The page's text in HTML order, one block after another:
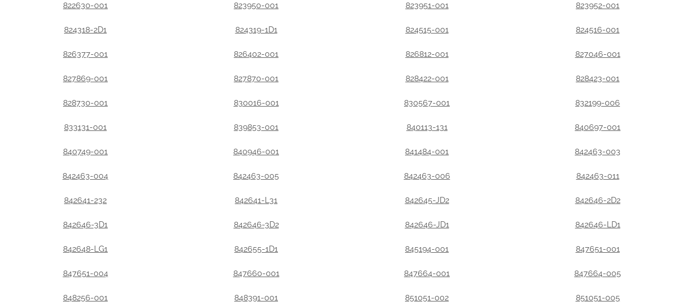
822630-001 823950-001 823951-001 823952-001
824318-2D1 824319-1D1 824515-001 824516-001
826377-001 826402-001 826812-001 827046-001
827869-001 827870-001 828422-001 828423-001
828730-001 830016-001 830567-001 832199-006
833131-001 839853-001 840113-131 840697-001
840749-001 840946-001 841484-001 842463-003
842463-004 842463-005 842463-006 842463-011
842641-232 842641-L31 842645-JD2 842646-2D2
842646-3D1 842646-3D2 842646-JD1 842646-LD1
842648-LG1 842655-1D1 845194-001 847651-001
847651-004 847660-001 847664-001 847664-005
848256-001 848391-001 851051-002 851051-005